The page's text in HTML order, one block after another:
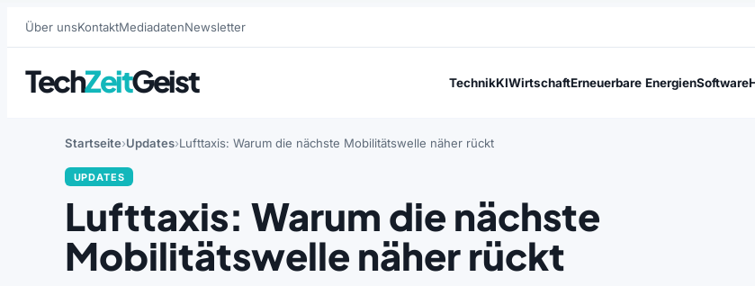
Über unsKontaktMediadatenNewsletter
TechZeitGeist TechnikKIWirtschaftErneuerbare EnergienSoftware
Startseite Updates Lufttaxis: Warum die nächste Mobilitätswelle näher rückt
UPDATES
Lufttaxis: Warum die nächste
Mobilitätswelle näher rückt